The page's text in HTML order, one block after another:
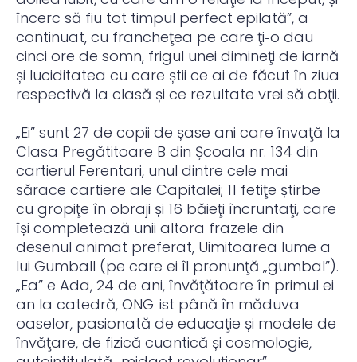
încerc să fiu tot timpul perfect epilată”, a
continuat, cu francheţea pe care ţi‑o dau
cinci ore de somn, frigul unei dimineţi de iarnă
și luciditatea cu care știi ce ai de făcut în ziua
respectivă la clasă și ce rezultate vrei să obţii.
„Ei” sunt 27 de copii de șase ani care învaţă la
Clasa Pregătitoare B din Școala nr. 134 din
cartierul Ferentari, unul dintre cele mai
sărace cartiere ale Capitalei; 11 fetiţe știrbe
cu gropiţe în obraji și 16 băieţi încruntaţi, care
își completează unii altora frazele din
desenul animat preferat, Uimitoarea lume a
lui Gumball (pe care ei îl pronunţă „gumbal”).
„Ea” e Ada, 24 de ani, învăţătoare în primul ei
an la catedră, ONG‑ist până în măduva
oaselor, pasionată de educaţie și modele de
învăţare, de fizică cuantică și cosmologie,